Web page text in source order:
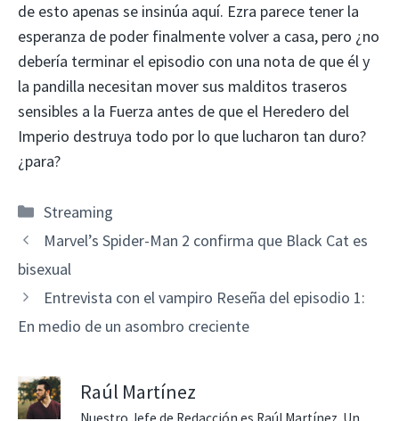
de esto apenas se insinúa aquí. Ezra parece tener la
esperanza de poder finalmente volver a casa, pero ¿no
debería terminar el episodio con una nota de que él y
la pandilla necesitan mover sus malditos traseros
sensibles a la Fuerza antes de que el Heredero del
Imperio destruya todo por lo que lucharon tan duro?
¿para?
Categorías
Streaming
Marvel’s Spider-Man 2 confirma que Black Cat es
bisexual
Entrevista con el vampiro Reseña del episodio 1:
En medio de un asombro creciente
Raúl Martínez